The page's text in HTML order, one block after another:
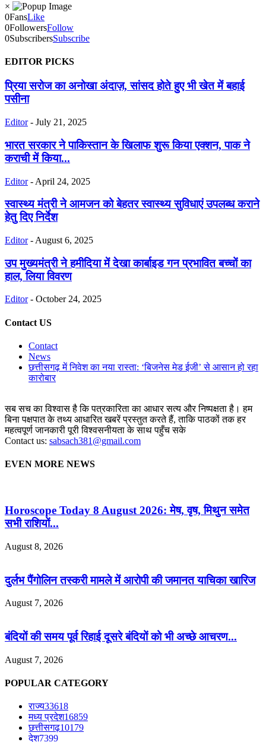
×
0FansLike
0FollowersFollow
0SubscribersSubscribe
EDITOR PICKS
प्रिया सरोज का अनोखा अंदाज़, सांसद होते हुए भी खेत में बहाई
पसीना
Editor - July 21, 2025
भारत सरकार ने पाकिस्तान के खिलाफ शुरू किया एक्शन, पाक ने
कराची में किया...
Editor - April 24, 2025
स्वास्थ्य मंत्री ने आमजन को बेहतर स्वास्थ्य सुविधाएं उपलब्ध कराने
हेतु दिए निर्देश
Editor - August 6, 2025
उप मुख्यमंत्री ने हमीदिया में देखा कार्बाइड गन प्रभावित बच्चों का
हाल, लिया विवरण
Editor - October 24, 2025
Contact US
Contact
News
छत्तीसगढ़ में निवेश का नया रास्ता: ‘बिजनेस मेड ईजी’ से आसान हो रहा
कारोबार
सब सच का विश्वास है कि पत्रकारिता का आधार सत्य और निष्पक्षता है। हम
बिना पक्षपात के तथ्य आधारित खबरें प्रस्तुत करते हैं, ताकि पाठकों तक हर
महत्वपूर्ण जानकारी पूरी विश्वसनीयता के साथ पहुँच सके
Contact us: sabsach381@gmail.com
EVEN MORE NEWS
Horoscope Today 8 August 2026: मेष, वृष, मिथुन समेत
सभी राशियों...
August 8, 2026
दुर्लभ पैंगोलिन तस्करी मामले में आरोपी की जमानत याचिका खारिज
August 7, 2026
बंदियों की समय पूर्व रिहाई दूसरे बंदियों को भी अच्छे आचरण...
August 7, 2026
POPULAR CATEGORY
राज्य33618
मध्य प्रदेश16859
छत्तीसगढ़10179
देश7399